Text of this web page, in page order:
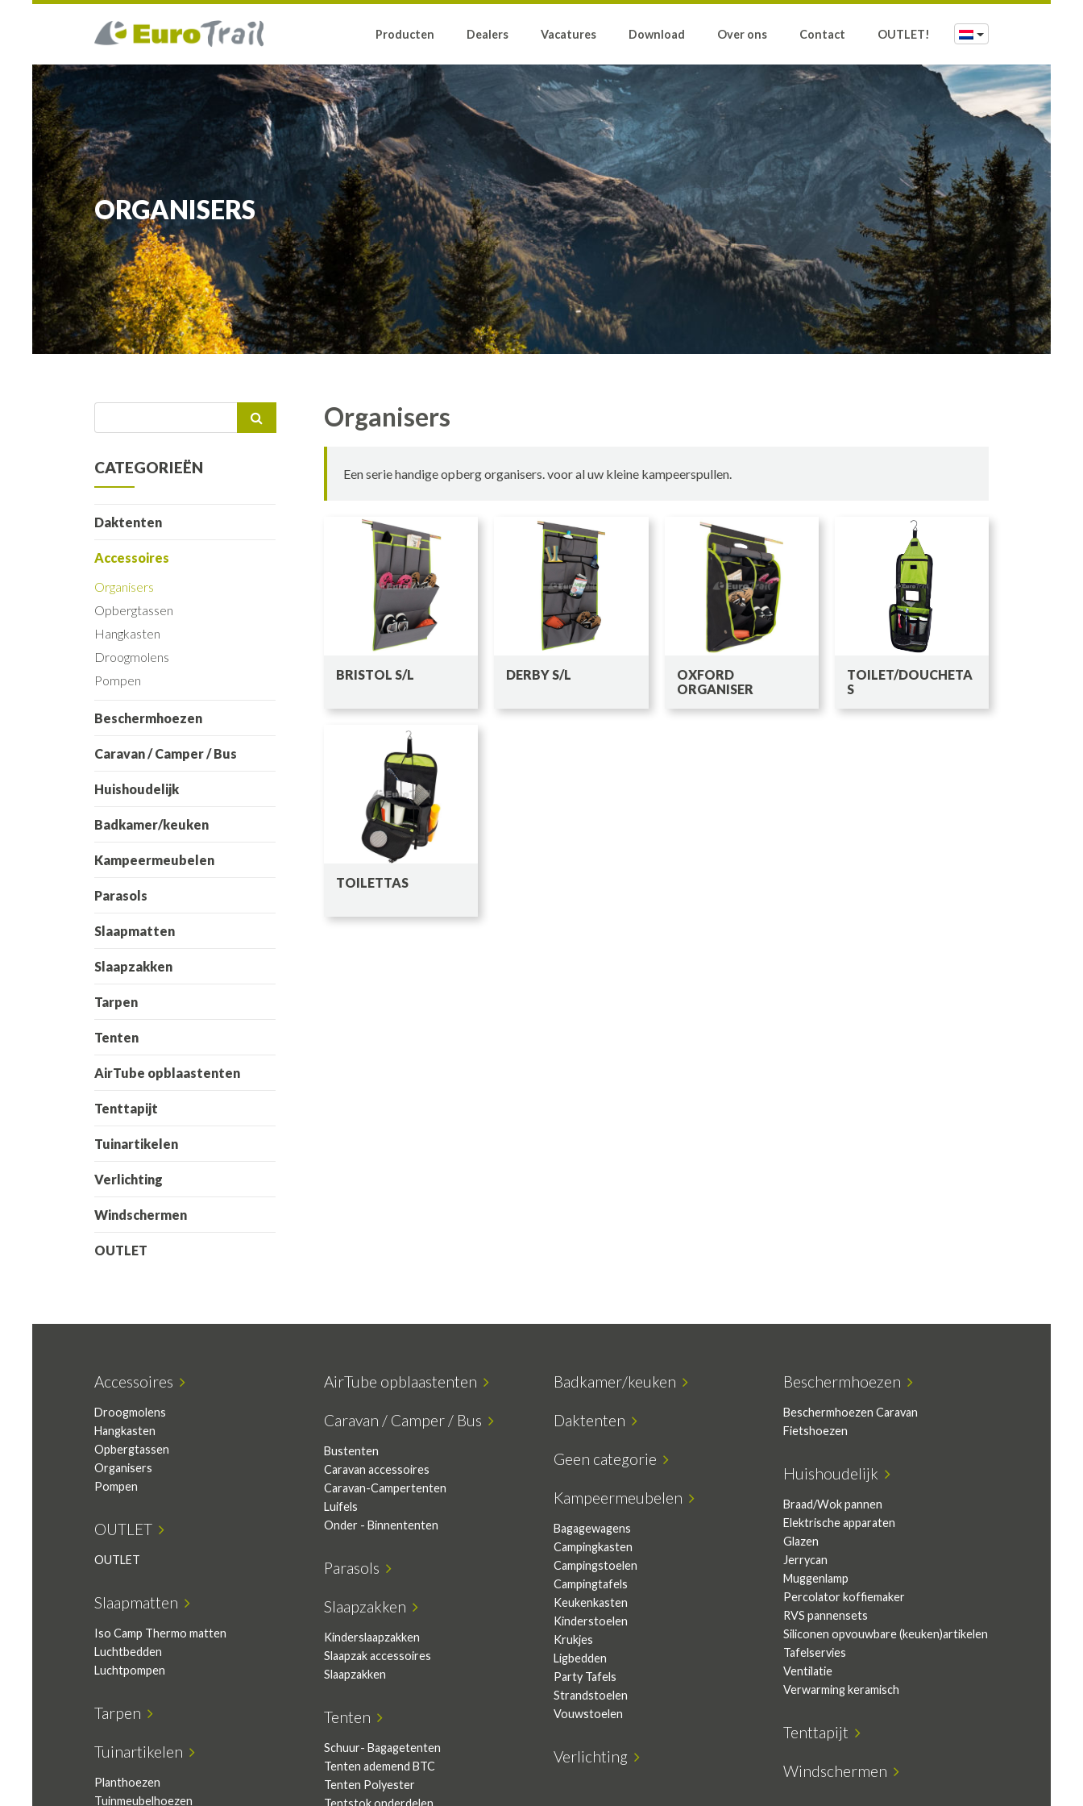
Producten Dealers Vacatures Download Over ons Contact OUTLET!
ORGANISERS
Organisers
Een serie handige opberg organisers. voor al uw kleine kampeerspullen.
BRISTOL S/L DERBY S/L
OXFORD
ORGANISER
TOILET/DOUCHETA
S
TOILETTAS
naar:
CATEGORIEËN
Daktenten
Accessoires
Organisers
Opbergtassen
Hangkasten
Droogmolens
Pompen
Beschermhoezen
Caravan / Camper / Bus
Huishoudelijk
Badkamer/keuken
Kampeermeubelen
Parasols
Slaapmatten
Slaapzakken
Tarpen
Tenten
AirTube opblaastenten
Tenttapijt
Tuinartikelen
Verlichting
Windschermen
OUTLET
Accessoires
Droogmolens
Hangkasten
Opbergtassen
Organisers
Pompen
AirTube opblaastenten Badkamer/keuken Beschermhoezen
Beschermhoezen Caravan
Fietshoezen
Caravan / Camper / Bus
Bustenten
Caravan accessoires
Caravan-Campertenten
Luifels
Onder - Binnententen
Daktenten
Geen categorie
Huishoudelijk
Braad/Wok pannen
Elektrische apparaten
Glazen
Jerrycan
Muggenlamp
Percolator koffiemaker
RVS pannensets
Siliconen opvouwbare (keuken)artikelen
Tafelservies
Ventilatie
Verwarming keramisch
Kampeermeubelen
Bagagewagens
Campingkasten
Campingstoelen
Campingtafels
Keukenkasten
Kinderstoelen
Krukjes
Ligbedden
Party Tafels
Strandstoelen
Vouwstoelen
OUTLET
OUTLET
Parasols
Slaapmatten
Iso Camp Thermo matten
Luchtbedden
Luchtpompen
Slaapzakken
Kinderslaapzakken
Slaapzak accessoires
Slaapzakken
Tarpen Tenten
Schuur- Bagagetenten
Tenten ademend BTC
Tenten Polyester
Tentstok onderdelen
Tenttapijt
Tuinartikelen
Planthoezen
Tuinmeubelhoezen
Verlichting
Windschermen